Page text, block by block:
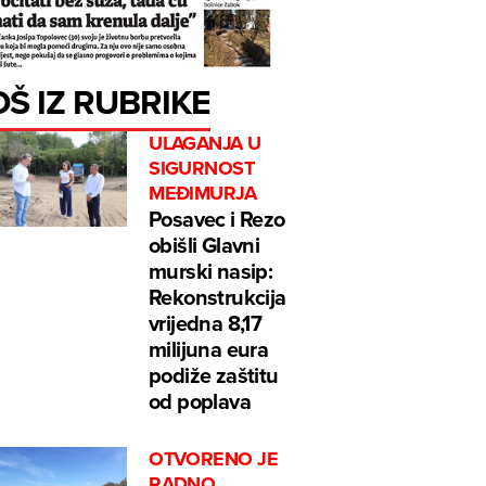
IZ RUBRIKE
ULAGANJA U
SIGURNOST
MEĐIMURJA
Posavec i Rezo
obišli Glavni
murski nasip:
Rekonstrukcija
vrijedna 8,17
milijuna eura
podiže zaštitu
od poplava
OTVORENO JE